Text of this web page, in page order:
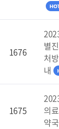
1676
별
처
내
1675
의
약